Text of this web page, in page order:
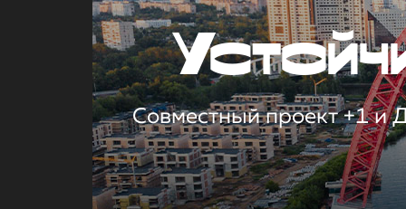
Совместный проект +1 и